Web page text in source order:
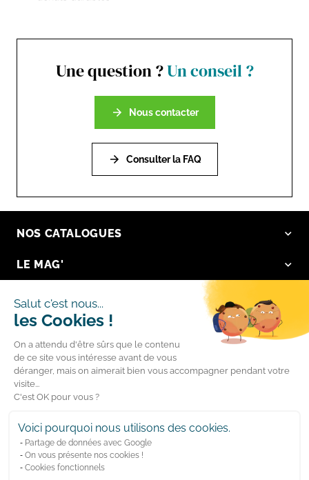
Salut c'est nous...
les Cookies !
On a attendu d'être sûrs que le contenu
de ce site vous intéresse avant de vous
déranger, mais on aimerait bien vous accompagner pendant votre
visite...
C'est OK pour vous ?
Voici pourquoi nous utilisons des cookies.
Partage de données avec Google
On vous présente nos cookies !
Cookies fonctionnels
Une question ?Un conseil ?
Nous contacter
Consulter la FAQ
NOS CATALOGUES
LE MAG'
LA BOUTIQUE
LIENS RAPIDES
Instagram